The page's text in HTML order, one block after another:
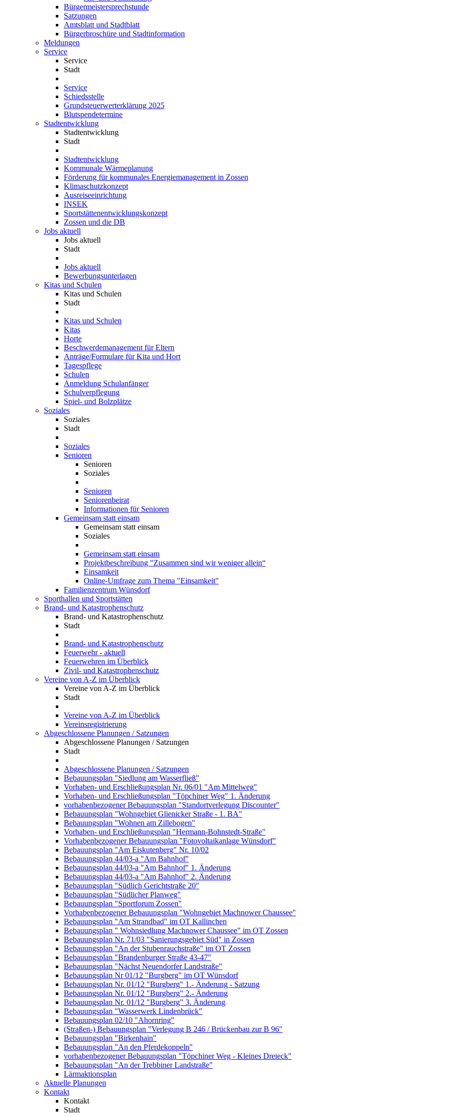
Bürgermeistersprechstunde
Satzungen
Amtsblatt und Stadtblatt
Bürgerbroschüre und Stadtinformation
Meldungen
Service
Service
Stadt
Service
Schiedsstelle
Grundsteuerwerterklärung 2025
Blutspendetermine
Stadtentwicklung
Stadtentwicklung
Stadt
Stadtentwicklung
Kommunale Wärmeplanung
Förderung für kommunales Energiemanagement in Zossen
Klimaschutzkonzept
Ausreiseeinrichtung
INSEK
Sportstättenentwicklungskonzept
Zossen und die DB
Jobs aktuell
Jobs aktuell
Stadt
Jobs aktuell
Bewerbungsunterlagen
Kitas und Schulen
Kitas und Schulen
Stadt
Kitas und Schulen
Kitas
Horte
Beschwerdemanagement für Eltern
Anträge/Formulare für Kita und Hort
Tagespflege
Schulen
Anmeldung Schulanfänger
Schulverpflegung
Spiel- und Bolzplätze
Soziales
Soziales
Stadt
Soziales
Senioren
Senioren
Soziales
Senioren
Seniorenbeirat
Informationen für Senioren
Gemeinsam statt einsam
Gemeinsam statt einsam
Soziales
Gemeinsam statt einsam
Projektbeschreibung "Zusammen sind wir weniger allein“
Einsamkeit
Online-Umfrage zum Thema "Einsamkeit"
Familienzentrum Wünsdorf
Sporthallen und Sportstätten
Brand- und Katastrophenschutz
Brand- und Katastrophenschutz
Stadt
Brand- und Katastrophenschutz
Feuerwehr - aktuell
Feuerwehren im Überblick
Zivil- und Katastrophenschutz
Vereine von A-Z im Überblick
Vereine von A-Z im Überblick
Stadt
Vereine von A-Z im Überblick
Vereinsregistrierung
Abgeschlossene Planungen / Satzungen
Abgeschlossene Planungen / Satzungen
Stadt
Abgeschlossene Planungen / Satzungen
Bebauungsplan "Siedlung am Wasserfließ"
Vorhaben- und Erschließungsplan Nr. 06/01 "Am Mittelweg"
Vorhaben- und Erschließungsplan "Töpchiner Weg" 1. Änderung
vorhabenbezogener Bebauungsplan "Standortverlegung Discounter"
Bebauungsplan "Wohngebiet Glienicker Straße - 1. BA"
Bebauungsplan "Wohnen am Zillebogen"
Vorhaben- und Erschließungsplan "Hermann-Bohnstedt-Straße"
Vorhabenbezogener Bebauungsplan "Fotovoltaikanlage Wünsdorf"
Bebauungsplan "Am Eiskutenberg" Nr. 10/02
Bebauungsplan 44/03-a "Am Bahnhof"
Bebauungsplan 44/03-a "Am Bahnhof" 1. Änderung
Bebauungsplan 44/03-a "Am Bahnhof" 2. Änderung
Bebauungsplan "Südlich Gerichtstraße 20"
Bebauungsplan "Südlicher Planweg"
Bebauungsplan "Sportforum Zossen"
Vorhabenbezogener Bebauungsplan "Wohngebiet Machnower Chaussee"
Bebauungsplan "Am Strandbad" im OT Kallinchen
Bebauungsplan " Wohnsiedlung Machnower Chaussee" im OT Zossen
Bebauungsplan Nr. 71/03 "Sanierungsgebiet Süd" in Zossen
Bebauungsplan "An der Stubenrauchstraße" im OT Zossen
Bebauungsplan "Brandenburger Straße 43-47"
Bebauungsplan "Nächst Neuendorfer Landstraße"
Bebauungsplan Nr 01/12 "Burgberg" im OT Wünsdorf
Bebauungsplan Nr. 01/12 "Burgberg" 1.- Änderung - Satzung
Bebauungsplan Nr. 01/12 "Burgberg" 2.- Änderung
Bebauungsplan Nr. 01/12 "Burgberg" 3. Änderung
Bebauungsplan "Wasserwerk Lindenbrück"
Bebauungsplan 02/10 "Ahornring"
(Straßen-) Bebauungsplan "Verlegung B 246 / Brückenbau zur B 96"
Bebauungsplan "Birkenhain"
Bebauungsplan "An den Pferdekoppeln"
vorhabenbezogener Bebauungsplan "Töpchiner Weg - Kleines Dreieck"
Bebauungsplan "An der Trebbiner Landstraße"
Lärmaktionsplan
Aktuelle Planungen
Kontakt
Kontakt
Stadt